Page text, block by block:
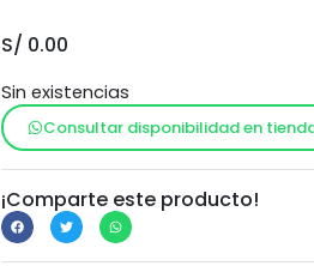
S/ 0.00
Sin existencias
Consultar disponibilidad en
¡Comparte este producto!